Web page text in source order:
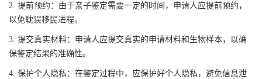
2. 提前预约：由于亲子鉴定需要一定的时间，申请人应提前预约，
以免耽误移民进程。
3. 提交真实材料：申请人应提交真实的申请材料和生物样本，以确
保鉴定结果的准确性。
4. 保护个人隐私：在鉴定过程中，应保护好个人隐私，避免信息泄